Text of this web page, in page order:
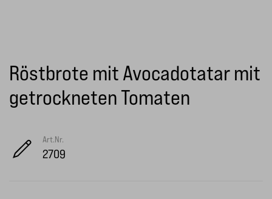
Röstbrote mit Avocadotatar mit
getrockneten Tomaten
Art.Nr.
2709